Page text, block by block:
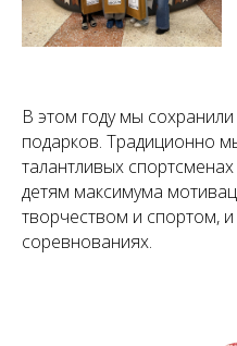
В этом году мы
подарков. Традиционно
талантливых
детям максимума
творчеством и спортом,
соревнованиях.